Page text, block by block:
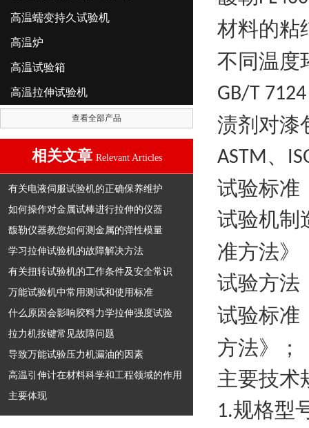
高温蠕变持久试验机
高温炉
高温试验箱
高温拉伸试验机
查看全部产品
相关文章 Relevant Articles
有关电液伺服试验机的正确保养维护
如何操作对金属试棒进行拉伸的仪器
馥勒仪器教您如何测金属的弹性模量
学习拉伸试验机的故障解决方法
有关扭转试验机的工作条件及安全常识
万能试验机中常用测试和使用标准
什么原因会影响胶料力学拉伸强度试验
拉力机按键常见故障问题
导致万能试验压力机漏油的因素
高温引伸计在材料科学和工程领域的作用
主要体现
材料的粘
不同温度
GB/T
渍剂对漆
ASTM、
试验标准
试验机制
准方法》
试验方法
试验标准
方法》
；
主要技术
1.规格型